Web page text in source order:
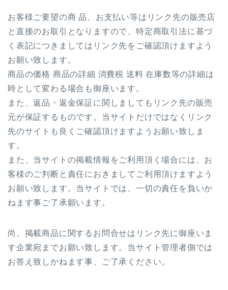
お客様ご要望の商 品、お支払い等はリンク先の販売店
と直接のお取引となりますので、特定商取引法に基づ
く表記につきましてはリンク先をご確認頂けますよう
お願い致します。
商品の価格 商品の詳細 消費税 送料 在庫数等の詳細は
時として変わる場合も御座います。
また、返品・返金保証に関しましてもリンク先の販売
元が保証するものです。当サイトだけではなくリンク
先のサイトも良くご確認頂けますようお願い致しま
す。
また、当サイトの掲載情報をご利用頂く場合には、お
客様のご判断と責任におきましてご利用頂けますよう
お願い致します。当サイトでは、一切の責任を負いか
ねます事ご了承願います。
尚、掲載商品に関するお問合せはリンク先に御座いま
す企業宛までお願い致します。当サイト管理者側では
お答え致しかねます事、ご了承ください。